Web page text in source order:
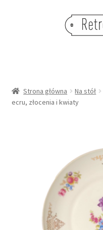
OBRAZY
OŚWIETLENIE
Strona główna Na stół
ecru, złocenia i kwiaty